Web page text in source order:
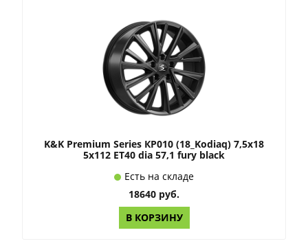
K&K Premium Series КР010 (18_Kodiaq) 7,5x18
5x112 ET40 dia 57,1 fury black
Есть на складе
18640 руб.
В КОРЗИНУ